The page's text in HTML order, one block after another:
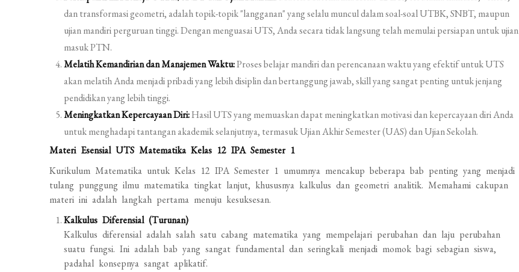
dan transformasi geometri, adalah topik-topik "langganan" yang selalu muncul dalam soal-soal UTBK, SNBT, maupun
ujian mandiri perguruan tinggi. Dengan menguasai UTS, Anda secara tidak langsung telah memulai persiapan untuk ujian
masuk PTN.
Melatih Kemandirian dan Manajemen Waktu:Proses belajar mandiri dan perencanaan waktu yang efektif untuk UTS
akan melatih Anda menjadi pribadi yang lebih disiplin dan bertanggung jawab, skill yang sangat penting untuk jenjang
pendidikan yang lebih tinggi.
Meningkatkan Kepercayaan Diri:Hasil UTS yang memuaskan dapat meningkatkan motivasi dan kepercayaan diri Anda
untuk menghadapi tantangan akademik selanjutnya, termasuk Ujian Akhir Semester (UAS) dan Ujian Sekolah.
Materi Esensial UTS Matematika Kelas 12 IPA Semester 1
Kurikulum Matematika untuk Kelas 12 IPA Semester 1 umumnya mencakup beberapa bab penting yang menjadi
tulang punggung ilmu matematika tingkat lanjut, khususnya kalkulus dan geometri analitik. Memahami cakupan
materi ini adalah langkah pertama menuju kesuksesan.
Kalkulus Diferensial (Turunan)
Kalkulus diferensial adalah salah satu cabang matematika yang mempelajari perubahan dan laju perubahan
suatu fungsi. Ini adalah bab yang sangat fundamental dan seringkali menjadi momok bagi sebagian siswa,
padahal konsepnya sangat aplikatif.